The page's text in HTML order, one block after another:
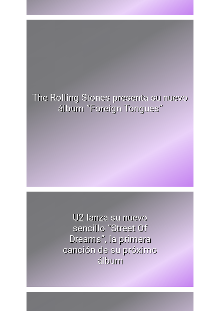
The Rolling Stones presenta su nuevo
álbum “Foreign Tongues”
U2 lanza su nuevo
sencillo “Street Of
Dreams”, la primera
canción de su próximo
álbum